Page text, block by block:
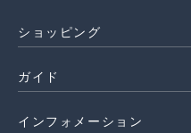
ショッピング
ガイド
インフォメーション